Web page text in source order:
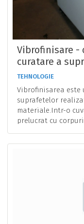
Vibrofinisare -
curatare a
materiale
TEHNOLOGIE
Vibrofinisarea este
suprafetelor
materiale.Intr-o
prelucrat cu